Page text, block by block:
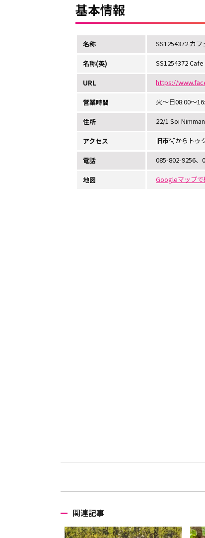
基本情報
名称 SS1254372 カフ
名称(英) SS1254372 Cafe
URL https://
営業時間 火～日08:00～
住所 22/1 Soi
アクセス 旧市街からトゥ
電話 085-802-9256、
地図 Googleマップで
関連記事